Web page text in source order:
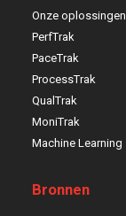
Onze oplossingen
PerfTrak
PaceTrak
ProcessTrak
QualTrak
MoniTrak
Machine Learning
Bronnen